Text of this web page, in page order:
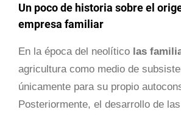
Un poco de historia sobre el
empresa familiar
En la época del neolítico las
agricultura como medio de
únicamente para su propio
Posteriormente, el desarrollo de